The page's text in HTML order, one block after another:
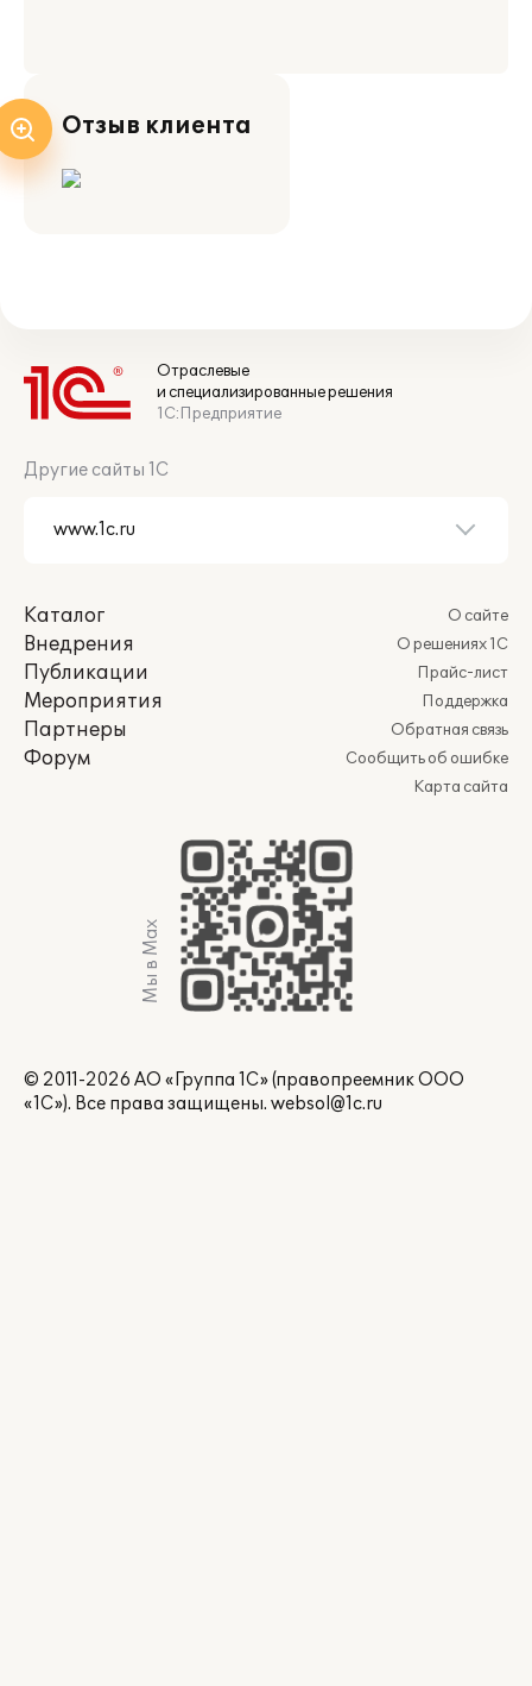
Отзыв клиента
Отраслевые
и специализированные решения
1С:Предприятие
Другие сайты 1С
Каталог
Внедрения
Публикации
Мероприятия
Партнеры
Форум
О сайте
О решениях 1С
Прайс-лист
Поддержка
Обратная связь
Сообщить об ошибке
Карта сайта
Мы в Max
© 2011-2026 АО «Группа 1С» (правопреемник ООО
«1С»). Все права защищены. websol@1c.ru